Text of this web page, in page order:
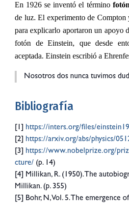
En 1926 se inventó el término fotón
de luz. El experimento de Compton
para explicarlo aportaron un apoyo
fotón de Einstein, que desde
aceptada. Einstein escribió a
Nosotros dos nunca tuvimos
Bibliografía
[1] https://inters.org/files/
[2] https://arxiv.org/abs/physics/
[3] https://www.nobelprize.org/
cture/ (p. 14)
[4] Millikan, R. (1950). The
Millikan. (p. 355)
[5] Bohr, N, Vol. 5. The emergence